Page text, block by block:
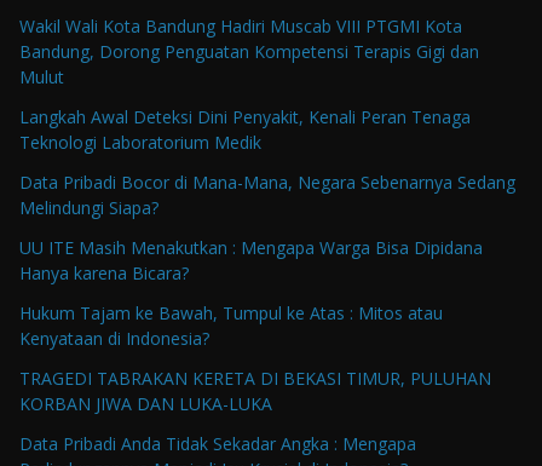
Wakil Wali Kota Bandung Hadiri Muscab VIII PTGMI Kota
Bandung, Dorong Penguatan Kompetensi Terapis Gigi dan
Mulut
Langkah Awal Deteksi Dini Penyakit, Kenali Peran Tenaga
Teknologi Laboratorium Medik
Data Pribadi Bocor di Mana-Mana, Negara Sebenarnya Sedang
Melindungi Siapa?
UU ITE Masih Menakutkan : Mengapa Warga Bisa Dipidana
Hanya karena Bicara?
Hukum Tajam ke Bawah, Tumpul ke Atas : Mitos atau
Kenyataan di Indonesia?
TRAGEDI TABRAKAN KERETA DI BEKASI TIMUR, PULUHAN
KORBAN JIWA DAN LUKA-LUKA
Data Pribadi Anda Tidak Sekadar Angka : Mengapa